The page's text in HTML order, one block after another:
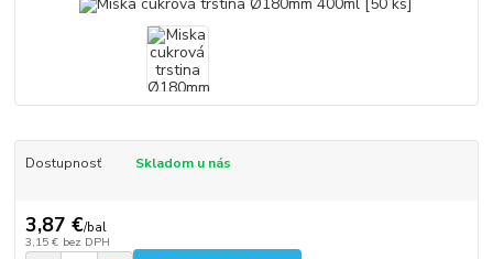
Dostupnosť Skladom u nás
3,87 €/bal
3,15 € bez DPH